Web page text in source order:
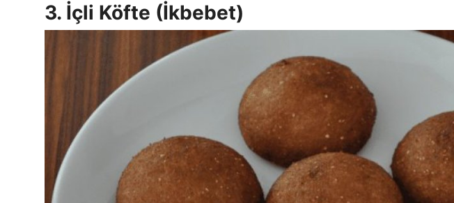
3. İçli Köfte (İkbebet)